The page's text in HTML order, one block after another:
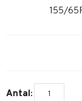
155/
Antal: